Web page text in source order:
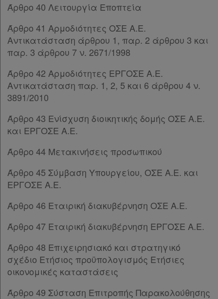
Παρ.1
Παρ.2
Άρθρο 35
ΜΕΡΟΣ Γ’ [-]
Άρθρο 36
Άρθρο 37
Άρθρο 38 [-]
Παρ.3
Παρ.4
Άρθρο 39
[-]
Παρ.1
Παρ.2
Παρ.3
Παρ.5
Παρ.1
Παρ.2
Παρ.3
Παρ.4
Παρ.5
Παρ.6
Άρθρο 40 Λειτουργία Εποπτεία
Άρθρο 41 Αρμοδιότητες ΟΣΕ Α.Ε.
Αντικατάσταση άρθρου 1, παρ. 2 άρθρου 3 και
παρ. 3 άρθρου 7 ν. 2671/1998
Άρθρο 42 Αρμοδιότητες ΕΡΓΟΣΕ Α.Ε.
Αντικατάσταση παρ. 1, 2, 5 και 6 άρθρου 4 ν.
3891/2010
Άρθρο 43 Ενίσχυση διοικητικής δομής ΟΣΕ Α.Ε.
και ΕΡΓΟΣΕ Α.Ε.
Άρθρο 44 Μετακινήσεις προσωπικού
Άρθρο 45 Σύμβαση Υπουργείου, ΟΣΕ Α.Ε. και
ΕΡΓΟΣΕ Α.Ε.
Άρθρο 46 Εταιρική διακυβέρνηση ΟΣΕ Α.Ε.
Άρθρο 47 Εταιρική διακυβέρνηση ΕΡΓΟΣΕ Α.Ε.
Άρθρο 48 Επιχειρησιακό και στρατηγικό
σχέδιο Ετήσιος προϋπολογισμός Ετήσιες
οικονομικές καταστάσεις
Άρθρο 49 Σύσταση Επιτροπής Παρακολούθησης